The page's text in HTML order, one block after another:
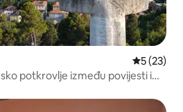
Prosječna
5 (23)
potkrovlje između povijesti i